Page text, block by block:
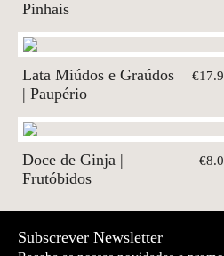
Pinhais
Lata Miúdos e Graúdos
| Paupério
Doce de Ginja |
Frutóbidos
Subscrever Newsletter